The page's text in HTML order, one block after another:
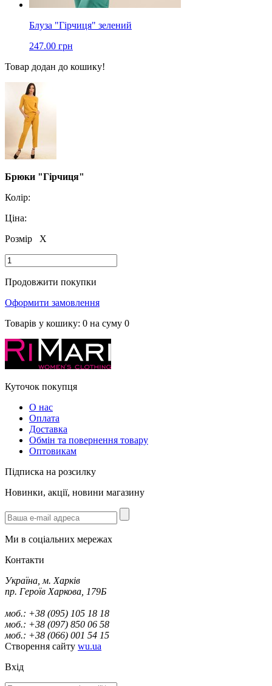
Блуза "Гірчиця" зелений
247.00 грн
Товар додан до кошику!
Брюки "Гірчиця"
Колір:
Ціна:
Розмір
X
Продовжити покупки
Оформити замовлення
Товарів у кошику: 0 на суму 0
Куточок покупця
О нас
Оплата
Доставка
Обмін та повернення товару
Оптовикам
Підписка на розсилку
Новинки, акції, новини магазину
Ми в соціальних мережах
Контакти
Україна, м. Харків
пр. Героїв Харкова, 179Б
моб.: +38 (095) 105 18 18
моб.: +38 (097) 850 06 58
моб.: +38 (066) 001 54 15
Створення сайту wu.ua
Вхід